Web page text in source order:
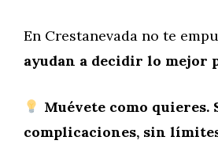
En Crestanevada no te
ayudan a decidir lo mejor
Muévete como quieres.
complicaciones, sin